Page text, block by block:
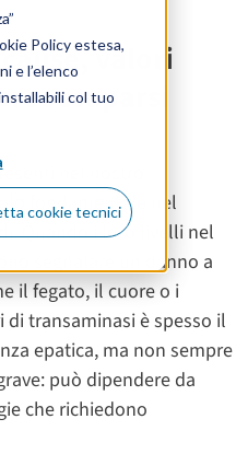
Policy estesa,
e l’elenco
col tuo
cookie tecnici
valori
nel nostro
fondamentale nel
Quando i loro livelli nel
segnalare un danno a
il fegato, il cuore o i
transaminasi è spesso il
epatica, ma non sempre
può dipendere da
che richiedono